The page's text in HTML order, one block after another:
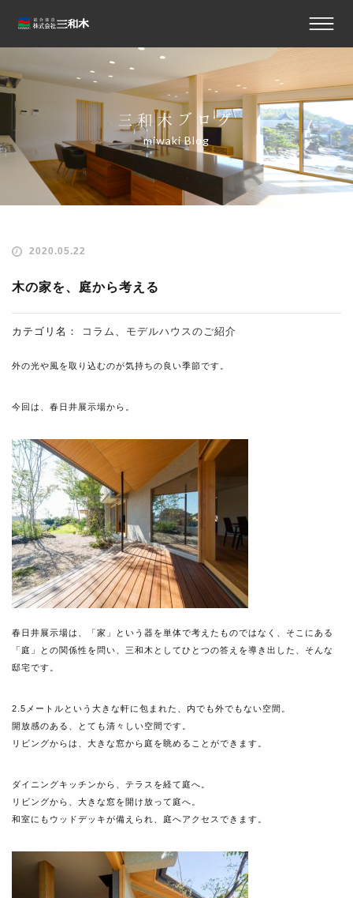
三和木ブログ
miwaki Blog
2020.05.22
木の家を、庭から考える
カテゴリ名： コラム 、 モデルハウスのご紹介
外の光や風を取り込むのが気持ちの良い季節です。
今回は、春日井展示場から。
春日井展示場は、「家」という器を単体で考えたものではなく、そこにある
「庭」との関係性を問い、三和木としてひとつの答えを導き出した、そんな
邸宅です。
2.5メートルという大きな軒に包まれた、内でも外でもない空間。
開放感のある、とても清々しい空間です。
リビングからは、大きな窓から庭を眺めることができます。
ダイニングキッチンから、テラスを経て庭へ。
リビングから、大きな窓を開け放って庭へ。
和室にもウッドデッキが備えられ、庭へアクセスできます。